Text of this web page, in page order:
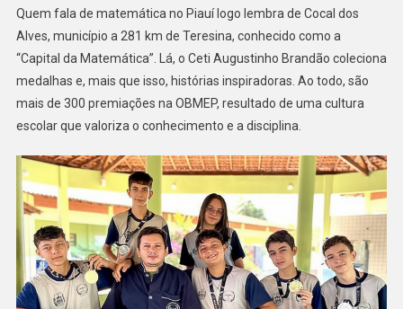
Quem fala de matemática no Piauí logo lembra de Cocal dos
Alves, município a 281 km de Teresina, conhecido como a
“Capital da Matemática”. Lá, o Ceti Augustinho Brandão coleciona
medalhas e, mais que isso, histórias inspiradoras. Ao todo, são
mais de 300 premiações na OBMEP, resultado de uma cultura
escolar que valoriza o conhecimento e a disciplina.